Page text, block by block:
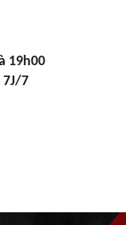
19h00
7J/7